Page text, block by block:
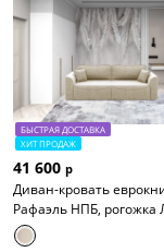
БЫСТРАЯ ДОСТАВКА
ХИТ ПРОДАЖ
41 600 р
Диван-кровать
Рафаэль НПБ, рогожка